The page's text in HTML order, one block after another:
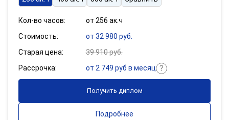
Кол-во часов:
от 256 ак.ч
Стоимость:
от 32 980 руб.
Старая цена:
39 910 руб.
Рассрочка:
от 2 749 руб в месяц
Получить диплом
Подробнее